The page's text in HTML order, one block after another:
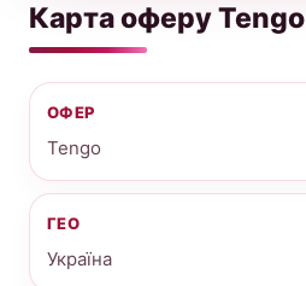
Карта оферу Tengo
ОФЕР
Tengo
ГЕО
Україна